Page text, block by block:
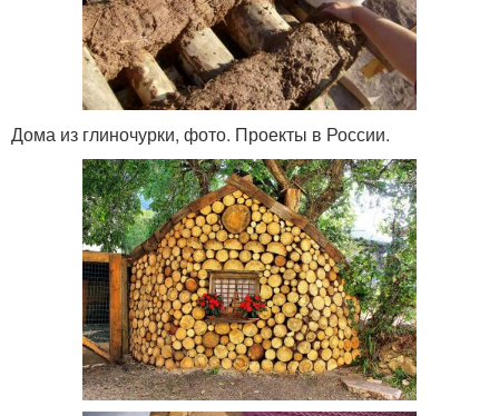
Дома из глиночурки, фото. Проекты в России.